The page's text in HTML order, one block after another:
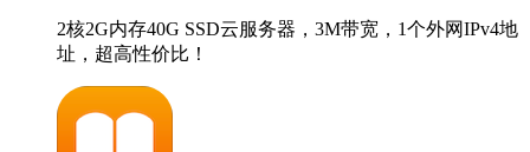
2核2G内存40G SSD云服务器，3M带宽，1个外网IPv4地
址，超高性价比！